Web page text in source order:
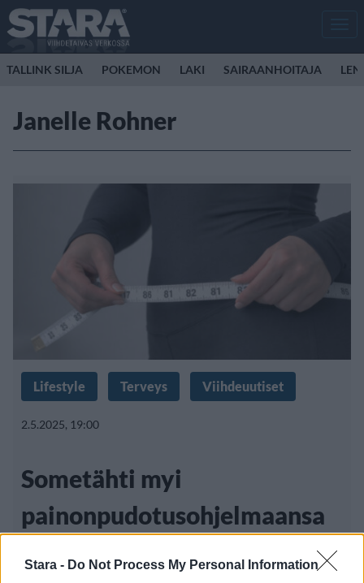
Stara - Do Not Process My Personal Information
TALLINK SILJA POKEMON LAKI SAIRAANHOITAJA
Janelle Rohner
Lifestyle Terveys Viihdeuutiset
2.5.2025, 19:00
Sometähti myi
painonpudotusohjelmaansa